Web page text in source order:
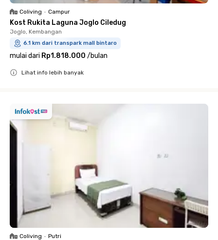
Coliving • Campur
Kost Rukita Laguna Joglo Ciledug
Joglo, Kembangan
6.1 km dari transpark mall bintaro
mulai dari Rp1.818.000 /bulan
Lihat info lebih banyak
Coliving • Putri